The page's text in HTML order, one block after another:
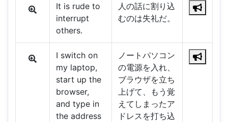
It is rude to
interrupt
others.
人の話に割り込
むのは失礼だ。
I switch on
my laptop,
start up the
browser,
and type in
the address
ノートパソコン
の電源を入れ、
ブラウザを立ち
上げて、もう覚
えてしまったア
ドレスを打ち込